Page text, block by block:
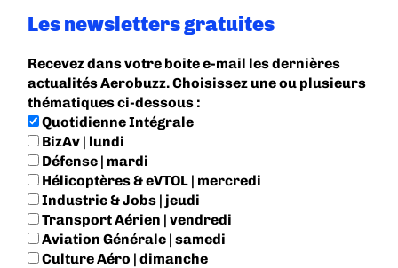
Les newsletters gratuites
Recevez dans votre boite e-mail les dernières
actualités Aerobuzz. Choisissez une ou plusieurs
thématiques ci-dessous :
Quotidienne Intégrale
BizAv | lundi
Défense | mardi
Hélicoptères & eVTOL | mercredi
Industrie & Jobs | jeudi
Transport Aérien | vendredi
Aviation Générale | samedi
Culture Aéro | dimanche